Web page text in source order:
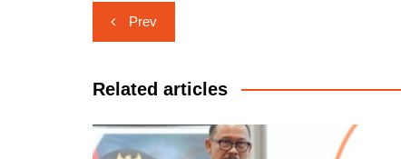
Navigasi
pos
Prev
Related articles